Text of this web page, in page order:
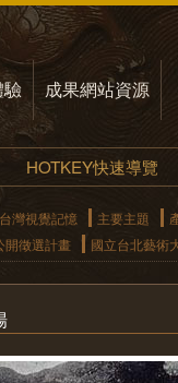
驗 成果網站資源
HOTKEY快速導覽
台灣視覺記憶 主要主題
開徵選計畫 國立台北藝術